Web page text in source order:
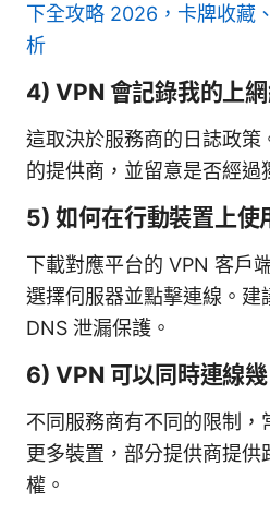
下全攻略 2026，卡牌收藏
析
4) VPN 會記錄我的上網
這取決於服務商的日誌政策
的提供商，並留意是否經過
5) 如何在行動裝置上使
下載對應平台的 VPN 客戶
選擇伺服器並點擊連線。
DNS 泄漏保護。
6) VPN 可以同時連線幾
不同服務商有不同的限制，
更多裝置，部分提供商提供
權。